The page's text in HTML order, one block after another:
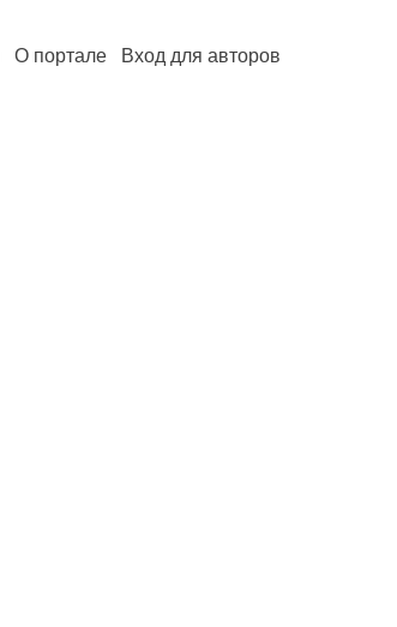
О портале Вход для авторов